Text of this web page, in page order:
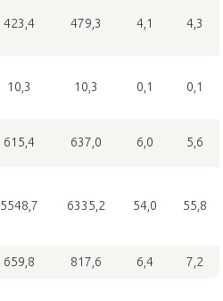
423,4 479,3 4,1 4,3
10,3 10,3 0,1 0,1
615,4 637,0 6,0 5,6
5548,7 6335,2 54,0 55,8
659,8 817,6 6,4 7,2